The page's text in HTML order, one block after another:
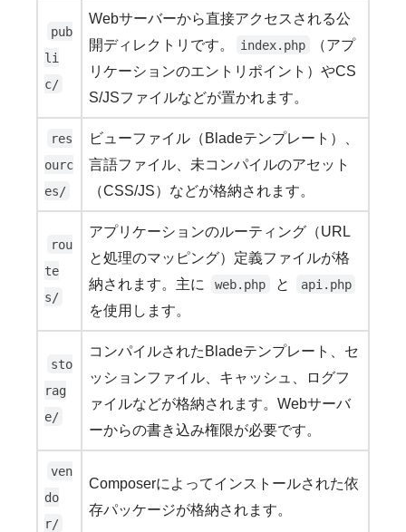
pub
li
c/
Webサーバーから直接アクセスされる公
開ディレクトリです。
index.php
（アプ
リケーションのエントリポイント）やCS
S/JSファイルなどが置かれます。
res
ourc
es/
ビューファイル（Bladeテンプレート）、
言語ファイル、未コンパイルのアセット
（CSS/JS）などが格納されます。
rou
te
s/
アプリケーションのルーティング（URL
と処理のマッピング）定義ファイルが格
納されます。主に
web.php と api.php
を使用します。
sto
rag
e/
コンパイルされたBladeテンプレート、セ
ッションファイル、キャッシュ、ログフ
ァイルなどが格納されます。Webサーバ
ーからの書き込み権限が必要です。
ven
do
r/
Composerによってインストールされた依
存パッケージが格納されます。